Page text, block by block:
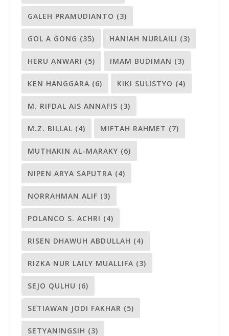
GALEH PRAMUDIANTO (3)
GOL A GONG (35) HANIAH NURLAILI (3)
HERU ANWARI (5) IMAM BUDIMAN (3)
KEN HANGGARA (6) KIKI SULISTYO (4)
M. RIFDAL AIS ANNAFIS (3)
M.Z. BILLAL (4) MIFTAH RAHMET (7)
MUTHAKIN AL-MARAKY (6)
NIPEN ARYA SAPUTRA (4)
NORRAHMAN ALIF (3)
POLANCO S. ACHRI (4)
RISEN DHAWUH ABDULLAH (4)
RIZKA NUR LAILY MUALLIFA (3)
SEJO QULHU (6)
SETIAWAN JODI FAKHAR (5)
SETYANINGSIH (3)